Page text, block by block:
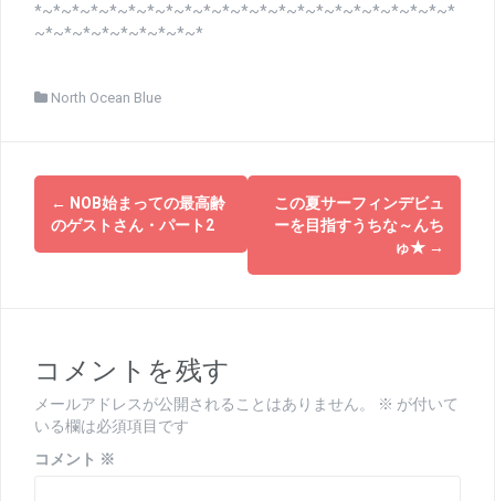
*~*~*~*~*~*~*~*~*~*~*~*~*~*~*~*~*~*~*~*~*~*~*
~*~*~*~*~*~*~*~*~*
North Ocean Blue
投
稿
ー
シ
ョ
← NOB始まっての最高齢
のゲストさん・パート2
この夏サーフィンデビュ
ーを目指すうちな～んち
ゅ★ →
コメントを残す
メールアドレスが公開されることはありません。 ※ が付いて
いる欄は必須項目です
コメント ※